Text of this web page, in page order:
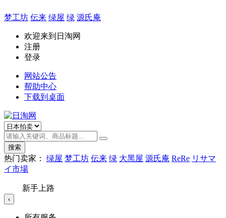
梦工坊 伝来 绿屋 绿 源氏庵
欢迎来到日淘网
注册
登录
网站公告
帮助中心
下载到桌面
搜索
热门卖家： 绿屋 梦工坊 伝来 绿 大黑屋 源氏庵 ReRe リサマ
イ市場
新手上路
‹